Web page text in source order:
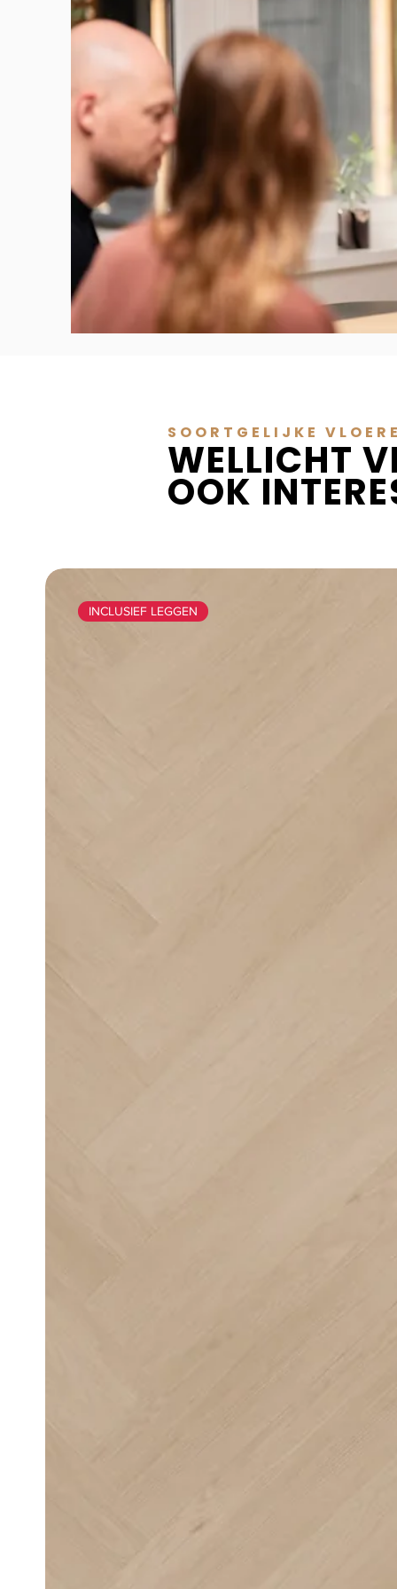
SOORTGELIJKE
WELLICHT
OOK
INCLUSIEF LEGGEN